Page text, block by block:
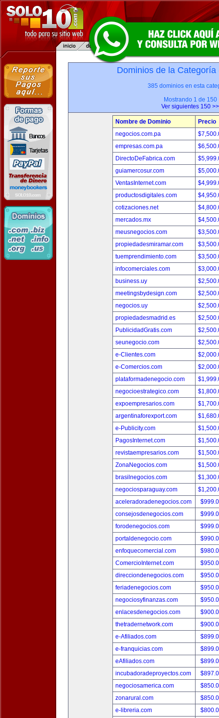
Dominios de la
385 dominios en esta
Mostrando 1 de 150
Ver siguientes 150 >>
Nombre de Dominio
Precio
negocios.com.pa
empresas.com.pa
DirectoDeFabrica.com
guiamercosur.com
VentasInternet.com
productosdigitales.com
cotizaciones.net
mercados.mx
meusnegocios.com
propiedadesmiramar.com
tuemprendimiento.com
infocomerciales.com
business.uy
meetingsbydesign.com
negocios.uy
propiedadesmadrid.es
PublicidadGratis.com
seunegocio.com
e-Clientes.com
e-Comercios.com
plataformadenegocio.com
negocioestrategico.com
expoempresarios.com
argentinaforexport.com
e-Publicity.com
PagosInternet.com
revistaempresarios.com
ZonaNegocios.com
brasilnegocios.com
negociosparaguay.com
aceleradoradenegocios.com
consejosdenegocios.com
forodenegocios.com
portaldenegocio.com
enfoquecomercial.com
ComercioInternet.com
direcciondenegocios.com
feriadenegocios.com
negociosyfinanzas.com
enlacesdenegocios.com
thetradernetwork.com
e-Afiliados.com
e-franquicias.com
eAfiliados.com
incubadoradeproyectos.com
negociosamerica.com
zonarural.com
e-libreria.com